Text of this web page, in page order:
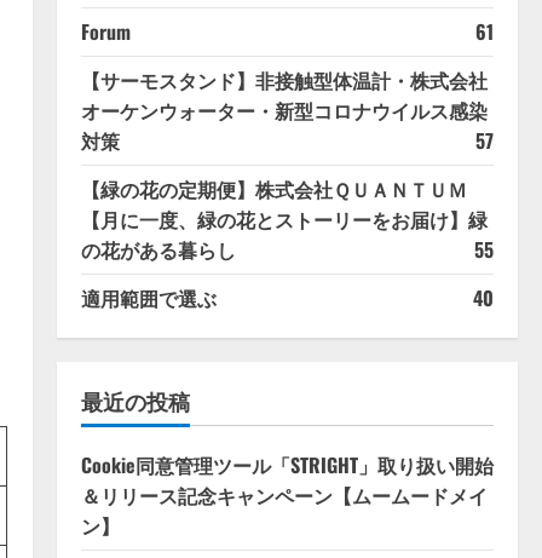
Forum
61
【サーモスタンド】非接触型体温計・株式会社
オーケンウォーター・新型コロナウイルス感染
対策
57
【緑の花の定期便】株式会社ＱＵＡＮＴＵＭ
【月に一度、緑の花とストーリーをお届け】緑
の花がある暮らし
55
適用範囲で選ぶ
40
最近の投稿
Cookie同意管理ツール「STRIGHT」取り扱い開始
＆リリース記念キャンペーン【ムームードメイ
ン】